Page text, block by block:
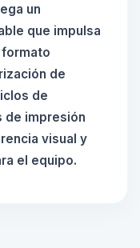
un
que impulsa
de
de
de impresión
visual y
el equipo.